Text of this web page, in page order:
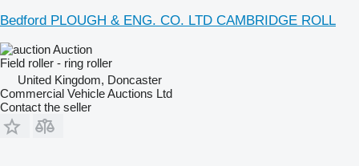
Bedford PLOUGH & ENG. CO. LTD CAMBRIDGE ROLL
Auction
Field roller - ring roller
United Kingdom, Doncaster
Commercial Vehicle Auctions Ltd
Contact the seller